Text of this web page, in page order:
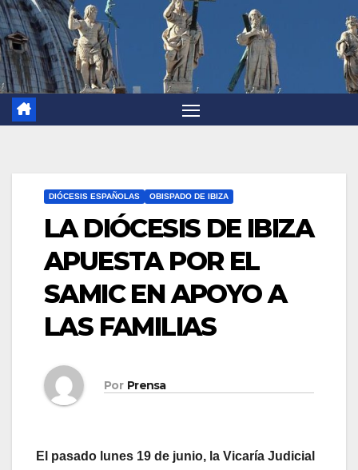
DIÓCESIS ESPAÑOLAS OBISPADO DE IBIZA
LA DIÓCESIS DE IBIZA
APUESTA POR EL
SAMIC EN APOYO A
LAS FAMILIAS
Por Prensa
El pasado lunes 19 de junio, la Vicaría Judicial